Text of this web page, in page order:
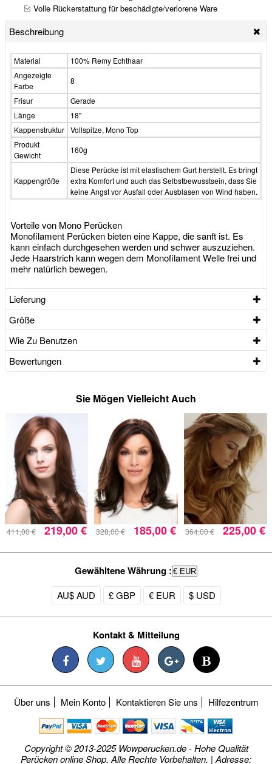
Volle Rückerstattung für beschädigte/verlorene Ware
Beschreibung
Material
100% Remy Echthaar
Angezeigte
Farbe
8
Frisur
Gerade
Länge
18"
Kappenstruktur Vollspitze, Mono Top
Produkt
Gewicht
160g
Kappengröße
Diese Perücke ist mit elastischem Gurt herstellt. Es bringt
extra Komfort und auch das Selbstbewusstsein, dass Sie
keine Angst vor Ausfall oder Ausblasen von Wind haben.
Vorteile von Mono Perücken
Monofilament Perücken bieten eine Kappe, die sanft ist. Es
kann einfach durchgesehen werden und schwer auszuziehen.
Jede Haarstrich kann wegen dem Monofilament Welle frei und
mehr natürlich bewegen.
Lieferung
Größe
Wie Zu Benutzen
Bewertungen
Sie Mögen Vielleicht Auch
411,00 € 219,00 € 328,00 € 185,00 € 364,00 € 225,00 €
Gewähltene Währung : € EUR
AU$ AUD £ GBP € EUR $ USD
Kontakt & Mitteilung
Über uns Mein Konto Kontaktieren Sie uns Hilfezentrum
Copyright © 2013-2025 Wowperucken.de - Hohe Qualität
Perücken online Shop. Alle Rechte Vorbehalten. | Adresse: